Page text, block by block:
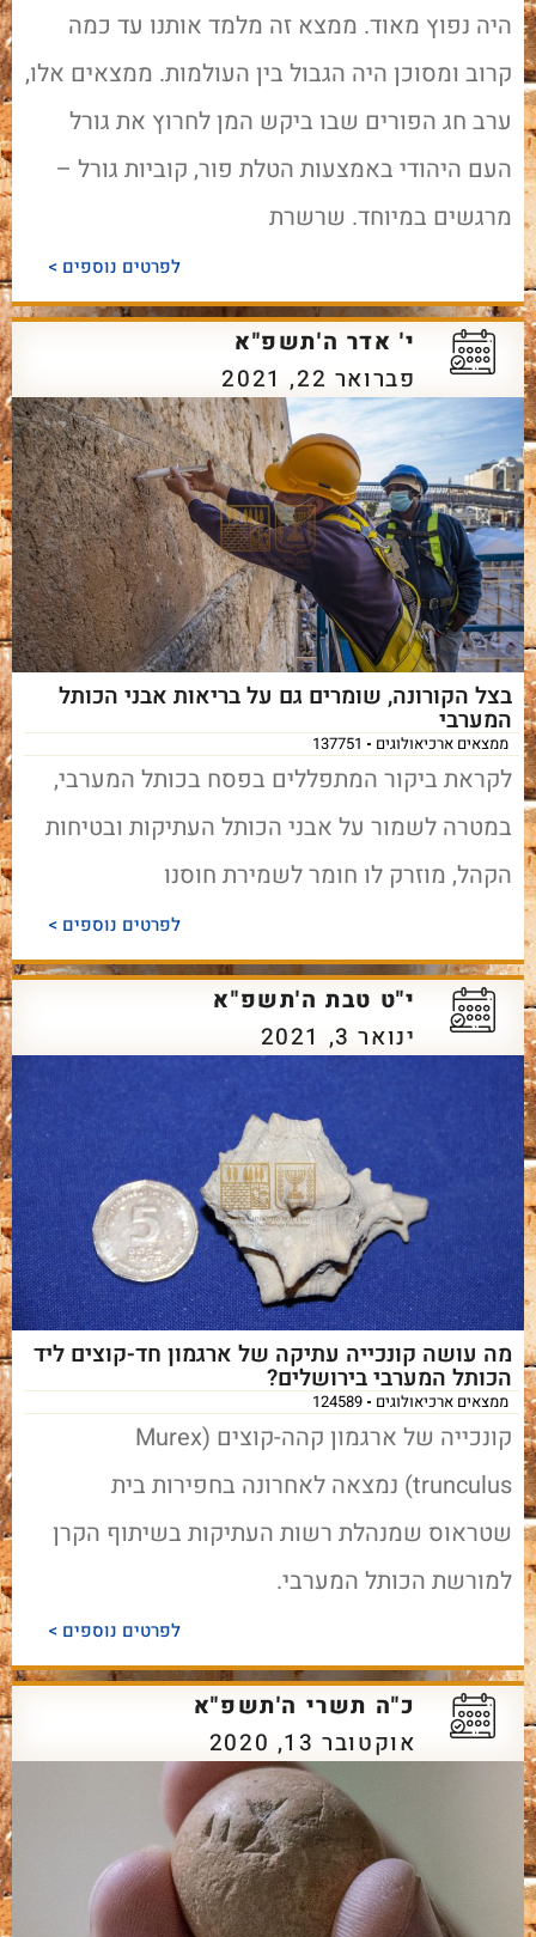
היה נפוץ מאוד. ממצא זה מלמד אותנו עד כמה
קרוב ומסוכן היה הגבול בין העולמות. ממצאים אלו,
ערב חג הפורים שבו ביקש המן לחרוץ את גורל
העם היהודי באמצעות הטלת פור, קוביות גורל –
מרגשים במיוחד. שרשרת
לפרטים נוספים >
י' אדר ה'תשפ"א
פברואר 22, 2021
בצל הקורונה, שומרים גם על בריאות אבני הכותל
המערבי
ממצאים ארכיאולוגים 137751
לקראת ביקור המתפללים בפסח בכותל המערבי,
במטרה לשמור על אבני הכותל העתיקות ובטיחות
הקהל, מוזרק לו חומר לשמירת חוסנו
לפרטים נוספים >
י"ט טבת ה'תשפ"א
ינואר 3, 2021
מה עושה קונכייה עתיקה של ארגמון חד-קוצים ליד
הכותל המערבי בירושלים?
ממצאים ארכיאולוגים 124589
קונכייה של ארגמון קהה-קוצים (Murex
trunculus) נמצאה לאחרונה בחפירות בית
שטראוס שמנהלת רשות העתיקות בשיתוף הקרן
למורשת הכותל המערבי.
לפרטים נוספים >
כ"ה תשרי ה'תשפ"א
אוקטובר 13, 2020